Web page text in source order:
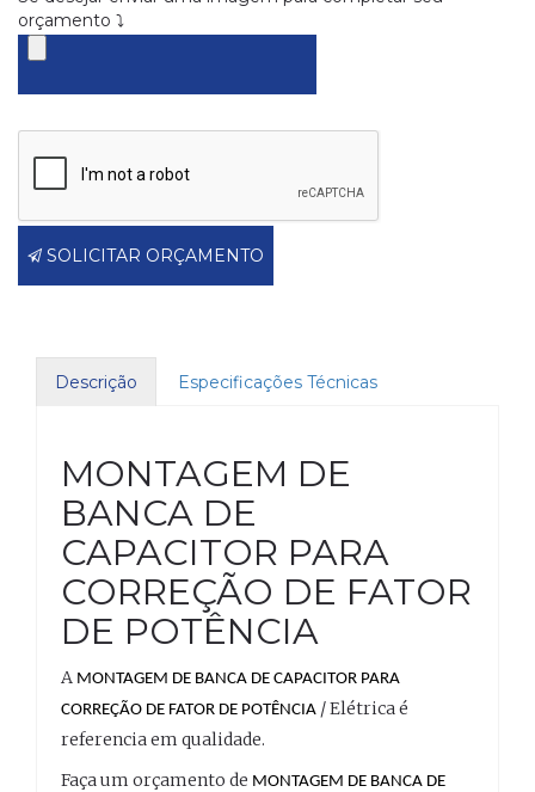
orçamento ⤵
SOLICITAR ORÇAMENTO
Descrição Especificações Técnicas
MONTAGEM DE
BANCA DE
CAPACITOR PARA
CORREÇÃO DE FATOR
DE POTÊNCIA
A MONTAGEM DE BANCA DE CAPACITOR PARA
CORREÇÃO DE FATOR DE POTÊNCIA / Elétrica é
referencia em qualidade.
Faça um orçamento de MONTAGEM DE BANCA DE